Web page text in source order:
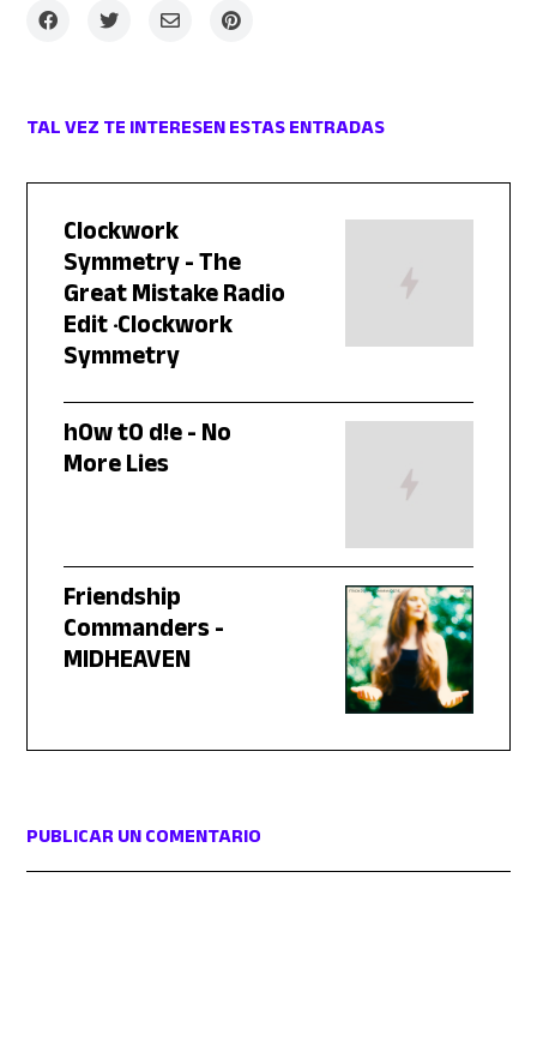
TAL VEZ TE INTERESEN ESTAS ENTRADAS
Clockwork
Symmetry - The
Great Mistake Radio
Edit · Clockwork
Symmetry
h0w t0 d!e - No
More Lies
Friendship
Commanders -
MIDHEAVEN
PUBLICAR UN COMENTARIO